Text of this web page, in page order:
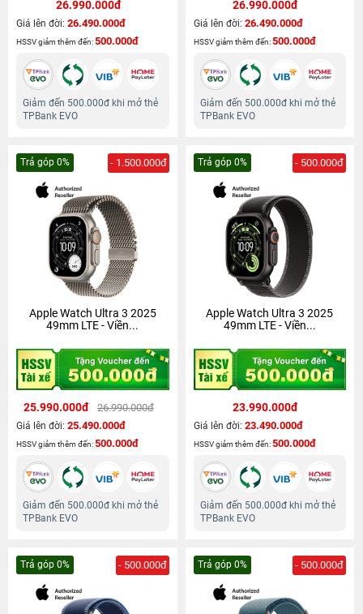
26.990.000đ
Giá lên đời: 26.490.000đ
HSSV giảm thêm đến:500.000đ
Giảm đến 500.000đ khi mở thẻ
TPBank EVO
26.990.000đ
Giá lên đời: 26.490.000đ
HSSV giảm thêm đến:500.000đ
Giảm đến 500.000đ khi mở thẻ
TPBank EVO
Trả góp 0% - 1.500.000đ
Apple Watch Ultra 3 2025
49mm LTE - Viền...
25.990.000đ 26.990.000đ
Giá lên đời: 25.490.000đ
HSSV giảm thêm đến:500.000đ
Giảm đến 500.000đ khi mở thẻ
TPBank EVO
Trả góp 0% - 500.000đ
Apple Watch Ultra 3 2025
49mm LTE - Viền...
23.990.000đ
Giá lên đời: 23.490.000đ
HSSV giảm thêm đến:500.000đ
Giảm đến 500.000đ khi mở thẻ
TPBank EVO
Trả góp 0% - 500.000đ Trả góp 0% - 500.000đ